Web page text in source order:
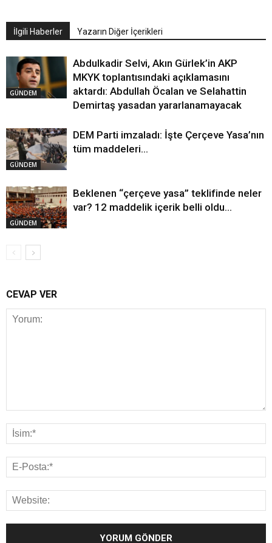
İlgili Haberler Yazarın Diğer İçerikleri
GÜNDEM
Abdulkadir Selvi, Akın Gürlek’in AKP
MKYK toplantısındaki açıklamasını
aktardı: Abdullah Öcalan ve Selahattin
Demirtaş yasadan yararlanamayacak
GÜNDEM
DEM Parti imzaladı: İşte Çerçeve Yasa’nın
tüm maddeleri…
GÜNDEM
Beklenen “çerçeve yasa” teklifinde neler
var? 12 maddelik içerik belli oldu…
CEVAP VER